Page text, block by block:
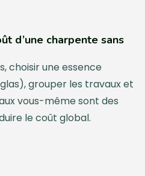
d’une charpente sans
choisir une essence
grouper les travaux et
vous-même sont des
le coût global.